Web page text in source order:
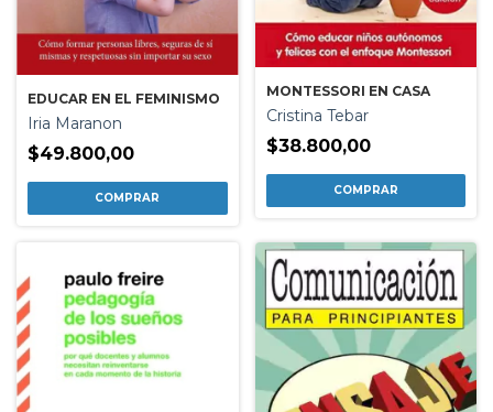
EDUCAR EN EL FEMINISMO
Iria Maranon
$49.800,00
MONTESSORI EN CASA
Cristina Tebar
$38.800,00